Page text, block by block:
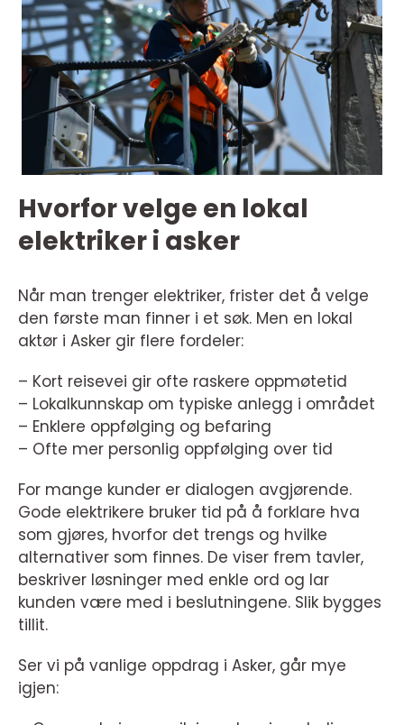
Hvorfor velge en lokal
elektriker i asker
Når man trenger elektriker, frister det å velge
den første man finner i et søk. Men en lokal
aktør i Asker gir flere fordeler:
– Kort reisevei gir ofte raskere oppmøtetid
– Lokalkunnskap om typiske anlegg i området
– Enklere oppfølging og befaring
– Ofte mer personlig oppfølging over tid
For mange kunder er dialogen avgjørende.
Gode elektrikere bruker tid på å forklare hva
som gjøres, hvorfor det trengs og hvilke
alternativer som finnes. De viser frem tavler,
beskriver løsninger med enkle ord og lar
kunden være med i beslutningene. Slik bygges
tillit.
Ser vi på vanlige oppdrag i Asker, går mye
igjen: